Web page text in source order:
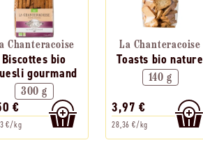
Chanteracoise
Biscottes bio
gourmand
300 g
€
€/kg
La Chanteracoise
Toasts bio nature
140 g
3,97 €
28,36 €/kg